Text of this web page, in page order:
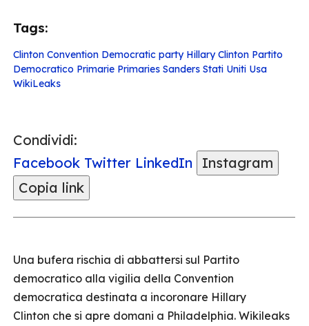
Tags:
Clinton Convention Democratic party Hillary Clinton Partito
Democratico Primarie Primaries Sanders Stati Uniti Usa
WikiLeaks
Condividi:
Facebook Twitter LinkedIn
Instagram
Copia link
Una bufera rischia di abbattersi sul Partito
democratico alla vigilia della Convention
democratica destinata a incoronare Hillary
Clinton che si apre domani a Philadelphia. Wikileaks